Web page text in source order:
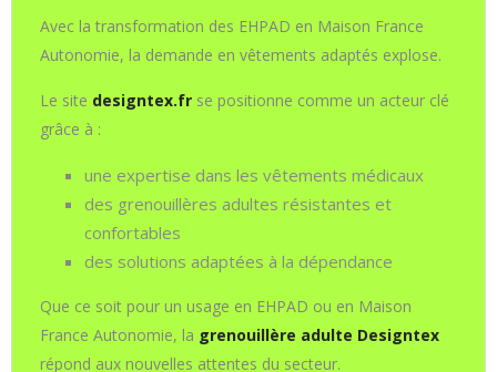
Avec la transformation des EHPAD en Maison France
Autonomie, la demande en vêtements adaptés explose.
Le site designtex.fr se positionne comme un acteur clé
grâce à :
une expertise dans les vêtements médicaux
des grenouillères adultes résistantes et
confortables
des solutions adaptées à la dépendance
Que ce soit pour un usage en EHPAD ou en Maison
France Autonomie, la grenouillère adulte Designtex
répond aux nouvelles attentes du secteur.